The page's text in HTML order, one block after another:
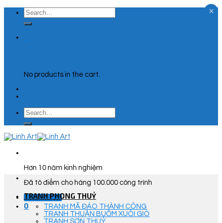
Skip
content
Search
for:
No products in the cart.
Search
for:
Hơn 10 năm kinh nghiệm
Đã tô điểm cho hàng 100.000 công trình
Góc Tư Vấn
0
TRANH PHONG THUỶ
TRANH MÃ ĐÁO THÀNH CÔNG
TRANH THUẬN BUỒM XUÔI GIÓ
TRANH SƠN THUỶ
×